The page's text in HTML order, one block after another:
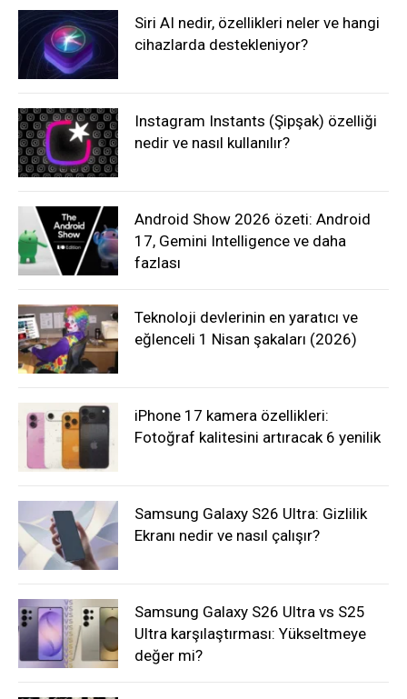
Siri AI nedir, özellikleri neler ve hangi
cihazlarda destekleniyor?
Instagram Instants (Şipşak) özelliği
nedir ve nasıl kullanılır?
Android Show 2026 özeti: Android
17, Gemini Intelligence ve daha
fazlası
Teknoloji devlerinin en yaratıcı ve
eğlenceli 1 Nisan şakaları (2026)
iPhone 17 kamera özellikleri:
Fotoğraf kalitesini artıracak 6 yenilik
Samsung Galaxy S26 Ultra: Gizlilik
Ekranı nedir ve nasıl çalışır?
Samsung Galaxy S26 Ultra vs S25
Ultra karşılaştırması: Yükseltmeye
değer mi?